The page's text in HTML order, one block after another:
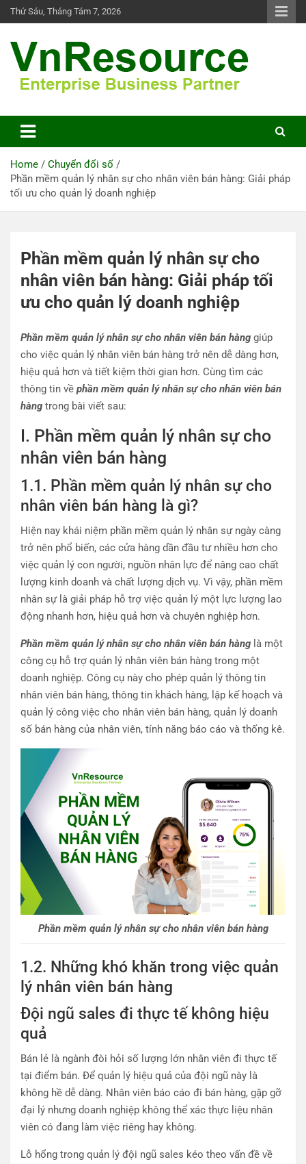
Skip
to
Thứ Sáu, Tháng Tám 7, 2026
VnResource Blog
Home
Chuyển đổi số
Phần mềm quản lý nhân sự cho nhân viên bán hàng: Giải pháp
tối ưu cho quản lý doanh nghiệp
Phần mềm quản lý nhân sự cho
nhân viên bán hàng: Giải pháp tối
ưu cho quản lý doanh nghiệp
Phần mềm quản lý nhân sự cho nhân viên bán hàng giúp
cho việc quản lý nhân viên bán hàng trở nên dễ dàng hơn,
hiệu quả hơn và tiết kiệm thời gian hơn. Cùng tìm các
thông tin về phần mềm quản lý nhân sự cho nhân viên bán
hàng trong bài viết sau:
I. Phần mềm quản lý nhân sự cho
nhân viên bán hàng
1.1. Phần mềm quản lý nhân sự cho
nhân viên bán hàng là gì?
Hiện nay khái niệm phần mềm quản lý nhân sự ngày càng
trở nên phổ biến, các cửa hàng dần đầu tư nhiều hơn cho
việc quản lý con người, nguồn nhân lực để nâng cao chất
lượng kinh doanh và chất lượng dịch vụ. Vì vậy, phần mềm
nhân sự là giải pháp hỗ trợ việc quản lý một lực lượng lao
động nhanh hơn, hiệu quả hơn và chuyên nghiệp hơn.
Phần mềm quản lý nhân sự cho nhân viên bán hàng là một
công cụ hỗ trợ quản lý nhân viên bán hàng trong một
doanh nghiệp. Công cụ này cho phép quản lý thông tin
nhân viên bán hàng, thông tin khách hàng, lập kế hoạch và
quản lý công việc cho nhân viên bán hàng, quản lý doanh
số bán hàng của nhân viên, tính năng báo cáo và thống kê.
Phần mềm quản lý nhân sự cho nhân viên bán hàng
1.2. Những khó khăn trong việc quản
lý nhân viên bán hàng
Đội ngũ sales đi thực tế không hiệu
quả
Bán lẻ là ngành đòi hỏi số lượng lớn nhân viên đi thực tế
tại điểm bán. Để quản lý hiệu quả của đội ngũ này là
không hề dễ dàng. Nhân viên báo cáo đi bán hàng, gặp gỡ
đại lý nhưng doanh nghiệp không thể xác thực liệu nhân
viên có đang làm việc riêng hay không.
Lỗ hổng trong quản lý đội ngũ sales kéo theo vấn đề về